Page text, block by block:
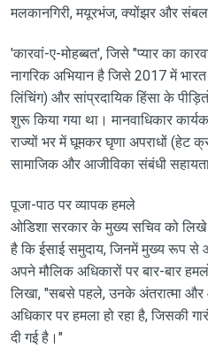
मलकानगिरी, मयूरभंज, क्योंझर और
'कारवां-ए-मोहब्बत', जिसे "प्यार का
नागरिक अभियान है जिसे 2017 में भारत
लिंचिंग) और सांप्रदायिक हिंसा के
शुरू किया गया था। मानवाधिकार
राज्यों भर में घूमकर घृणा अपराधों (हेट
सामाजिक और आजीविका संबंधी
पूजा-पाठ पर व्यापक हमले
ओडिशा सरकार के मुख्य सचिव को
है कि ईसाई समुदाय, जिनमें मुख्य रूप से
अपने मौलिक अधिकारों पर बार-बार
लिखा, "सबसे पहले, उनके अंतरात्मा
अधिकार पर हमला हो रहा है, जिसकी
दी गई है।"